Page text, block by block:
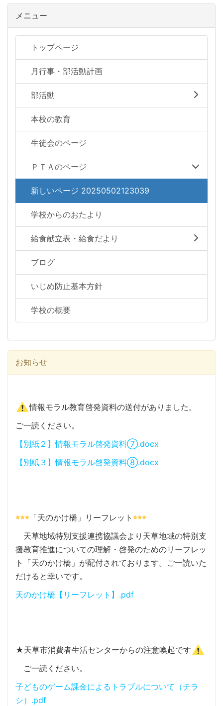
メニュー
トップページ
月行事・部活動計画
部活動
本校の教育
生徒会のページ
ＰＴＡのページ
新しいページ 20250502123039
学校からのおたより
給食献立表・給食だより
ブログ
いじめ防止基本方針
学校の概要
お知らせ
情報モラル教育啓発資料の送付がありました。
ご一読ください。
【別紙２】情報モラル啓発資料⑦.docx
【別紙３】情報モラル啓発資料⑧.docx
「天のかけ橋」リーフレット
天草地域特別支援連携協議会より天草地域の特別支
援教育推進についての理解・啓発のためのリーフレッ
ト「天のかけ橋」が配付されております。ご一読いた
だけると幸いです。
天のかけ橋【リーフレット】.pdf
★天草市消費者生活センターからの注意喚起です
ご一読ください。
子どものゲーム課金によるトラブルについて（チラ
シ）.pdf